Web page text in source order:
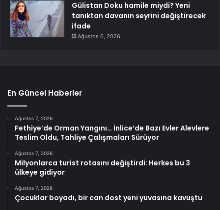
Gülistan Doku hamile miydi? Yeni
tanıktan davanın seyrini değiştirecek
ifade
Ağustos 6, 2026
En Güncel Haberler
Ağustos 7, 2026
Fethiye’de Orman Yangını… İnlice’de Bazı Evler Alevlere
Teslim Oldu, Tahliye Çalışmaları Sürüyor
Ağustos 7, 2026
Milyonlarca turist rotasını değiştirdi: Herkes bu 3
ülkeye gidiyor
Ağustos 7, 2026
Çocuklar boyadı, bir can dost yeni yuvasına kavuştu